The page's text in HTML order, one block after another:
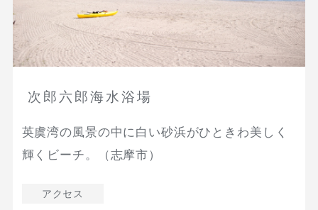
次郎六郎海水浴場
英虞湾の風景の中に白い砂浜がひときわ美しく
輝くビーチ。（志摩市）
アクセス